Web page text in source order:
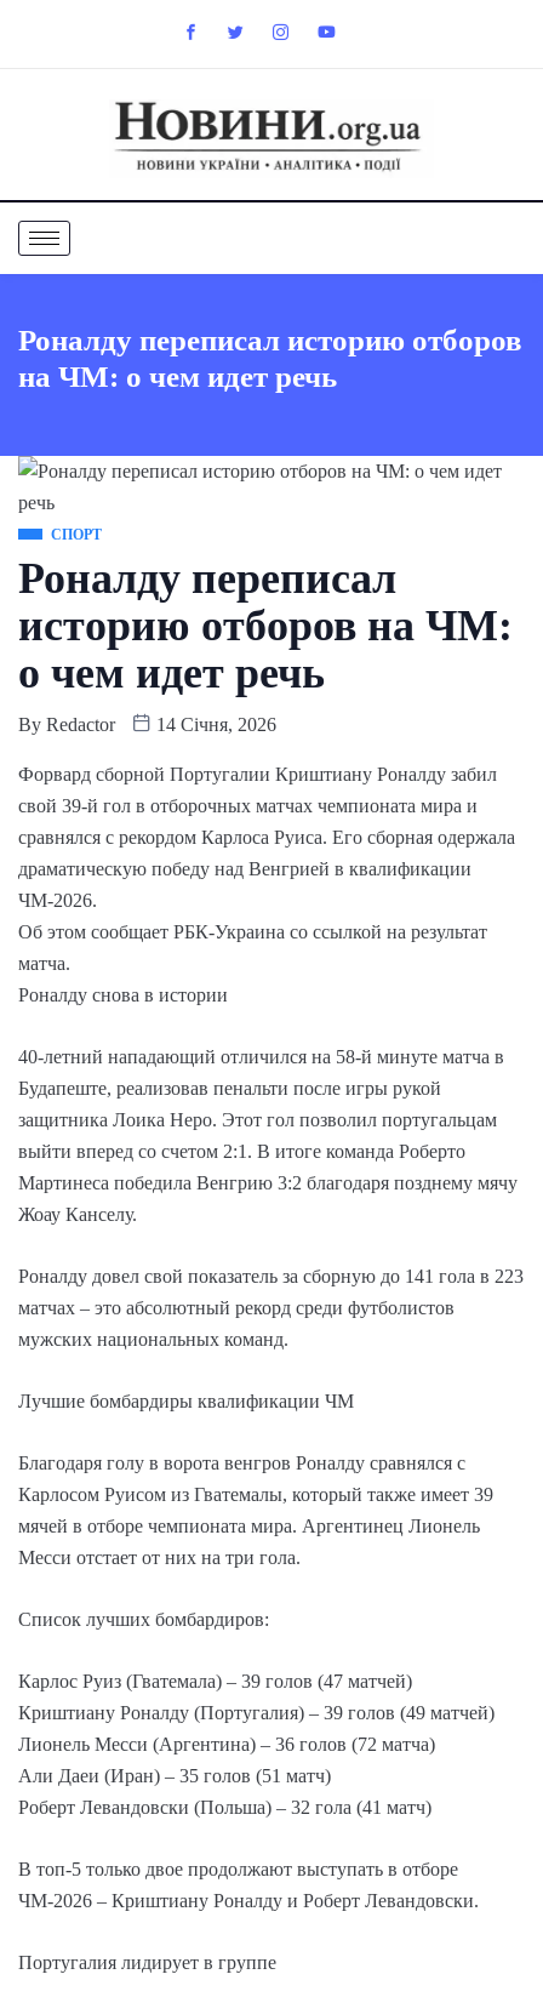
Роналду переписал историю отборов
на ЧМ: о чем идет речь
СПОРТ
Роналду переписал
историю отборов на ЧМ:
о чем идет речь
By Redactor 14 Січня, 2026
Форвард сборной Португалии Криштиану Роналду забил
свой 39-й гол в отборочных матчах чемпионата мира и
сравнялся с рекордом Карлоса Руиса. Его сборная одержала
драматическую победу над Венгрией в квалификации
ЧМ-2026.
Об этом сообщает РБК-Украина со ссылкой на результат
матча.
Роналду снова в истории
40-летний нападающий отличился на 58-й минуте матча в
Будапеште, реализовав пенальти после игры рукой
защитника Лоика Неро. Этот гол позволил португальцам
выйти вперед со счетом 2:1. В итоге команда Роберто
Мартинеса победила Венгрию 3:2 благодаря позднему мячу
Жоау Канселу.
Роналду довел свой показатель за сборную до 141 гола в 223
матчах – это абсолютный рекорд среди футболистов
мужских национальных команд.
Лучшие бомбардиры квалификации ЧМ
Благодаря голу в ворота венгров Роналду сравнялся с
Карлосом Руисом из Гватемалы, который также имеет 39
мячей в отборе чемпионата мира. Аргентинец Лионель
Месси отстает от них на три гола.
Список лучших бомбардиров:
Карлос Руиз (Гватемала) – 39 голов (47 матчей)
Криштиану Роналду (Португалия) – 39 голов (49 матчей)
Лионель Месси (Аргентина) – 36 голов (72 матча)
Али Даеи (Иран) – 35 голов (51 матч)
Роберт Левандовски (Польша) – 32 гола (41 матч)
В топ-5 только двое продолжают выступать в отборе
ЧМ-2026 – Криштиану Роналду и Роберт Левандовски.
Португалия лидирует в группе